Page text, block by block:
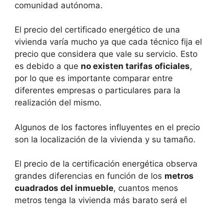
comunidad autónoma.
El precio del certificado energético de una
vivienda varía mucho ya que cada técnico fija el
precio que considera que vale su servicio. Esto
es debido a que no existen tarifas oficiales,
por lo que es importante comparar entre
diferentes empresas o particulares para la
realización del mismo.
Algunos de los factores influyentes en el precio
son la localización de la vivienda y su tamaño.
El precio de la certificación energética observa
grandes diferencias en función de los metros
cuadrados del inmueble, cuantos menos
metros tenga la vivienda más barato será el